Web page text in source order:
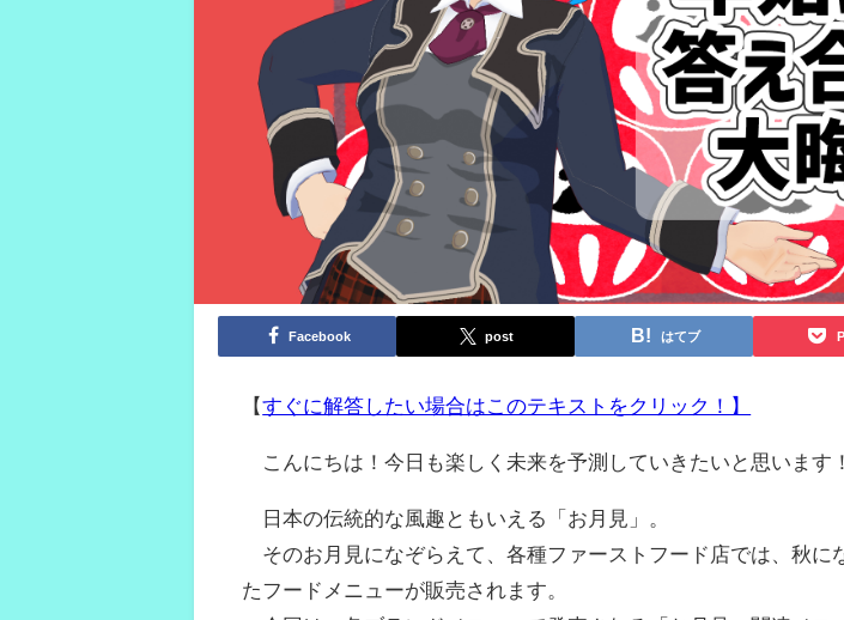
Facebook post はてブ
【すぐに解答したい場合はこのテキストをクリック！】
こんにちは！今日も楽しく未来を予測していきたいと思います！
日本の伝統的な風趣ともいえる「お月見」。
そのお月見になぞらえて、各種ファーストフード店では、秋に
たフードメニューが販売されます。